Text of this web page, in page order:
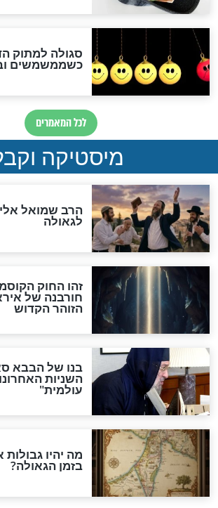
מה יהיה בימות
"לפני הגאולה תהיה
והכחשה גדולה
האמונה"
האם לאחר בוא
אפשר לחזור
לכל המאמרים
להמתקת הדינים